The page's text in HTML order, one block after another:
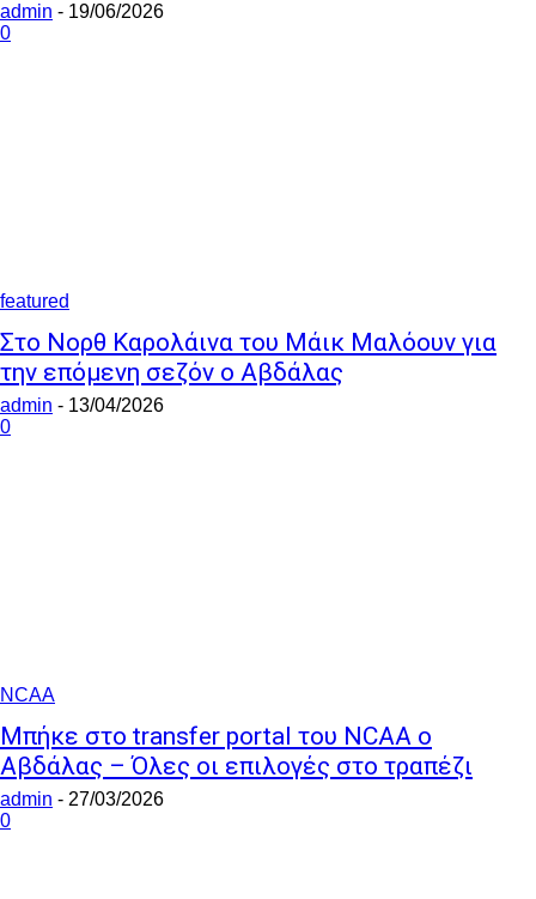
admin - 19/06/2026
0
featured
Στο Νορθ Καρολάινα του Μάικ Μαλόουν για
την επόμενη σεζόν ο Αβδάλας
admin - 13/04/2026
0
NCAA
Μπήκε στο transfer portal του NCAA ο
Αβδάλας – Όλες οι επιλογές στο τραπέζι
admin - 27/03/2026
0